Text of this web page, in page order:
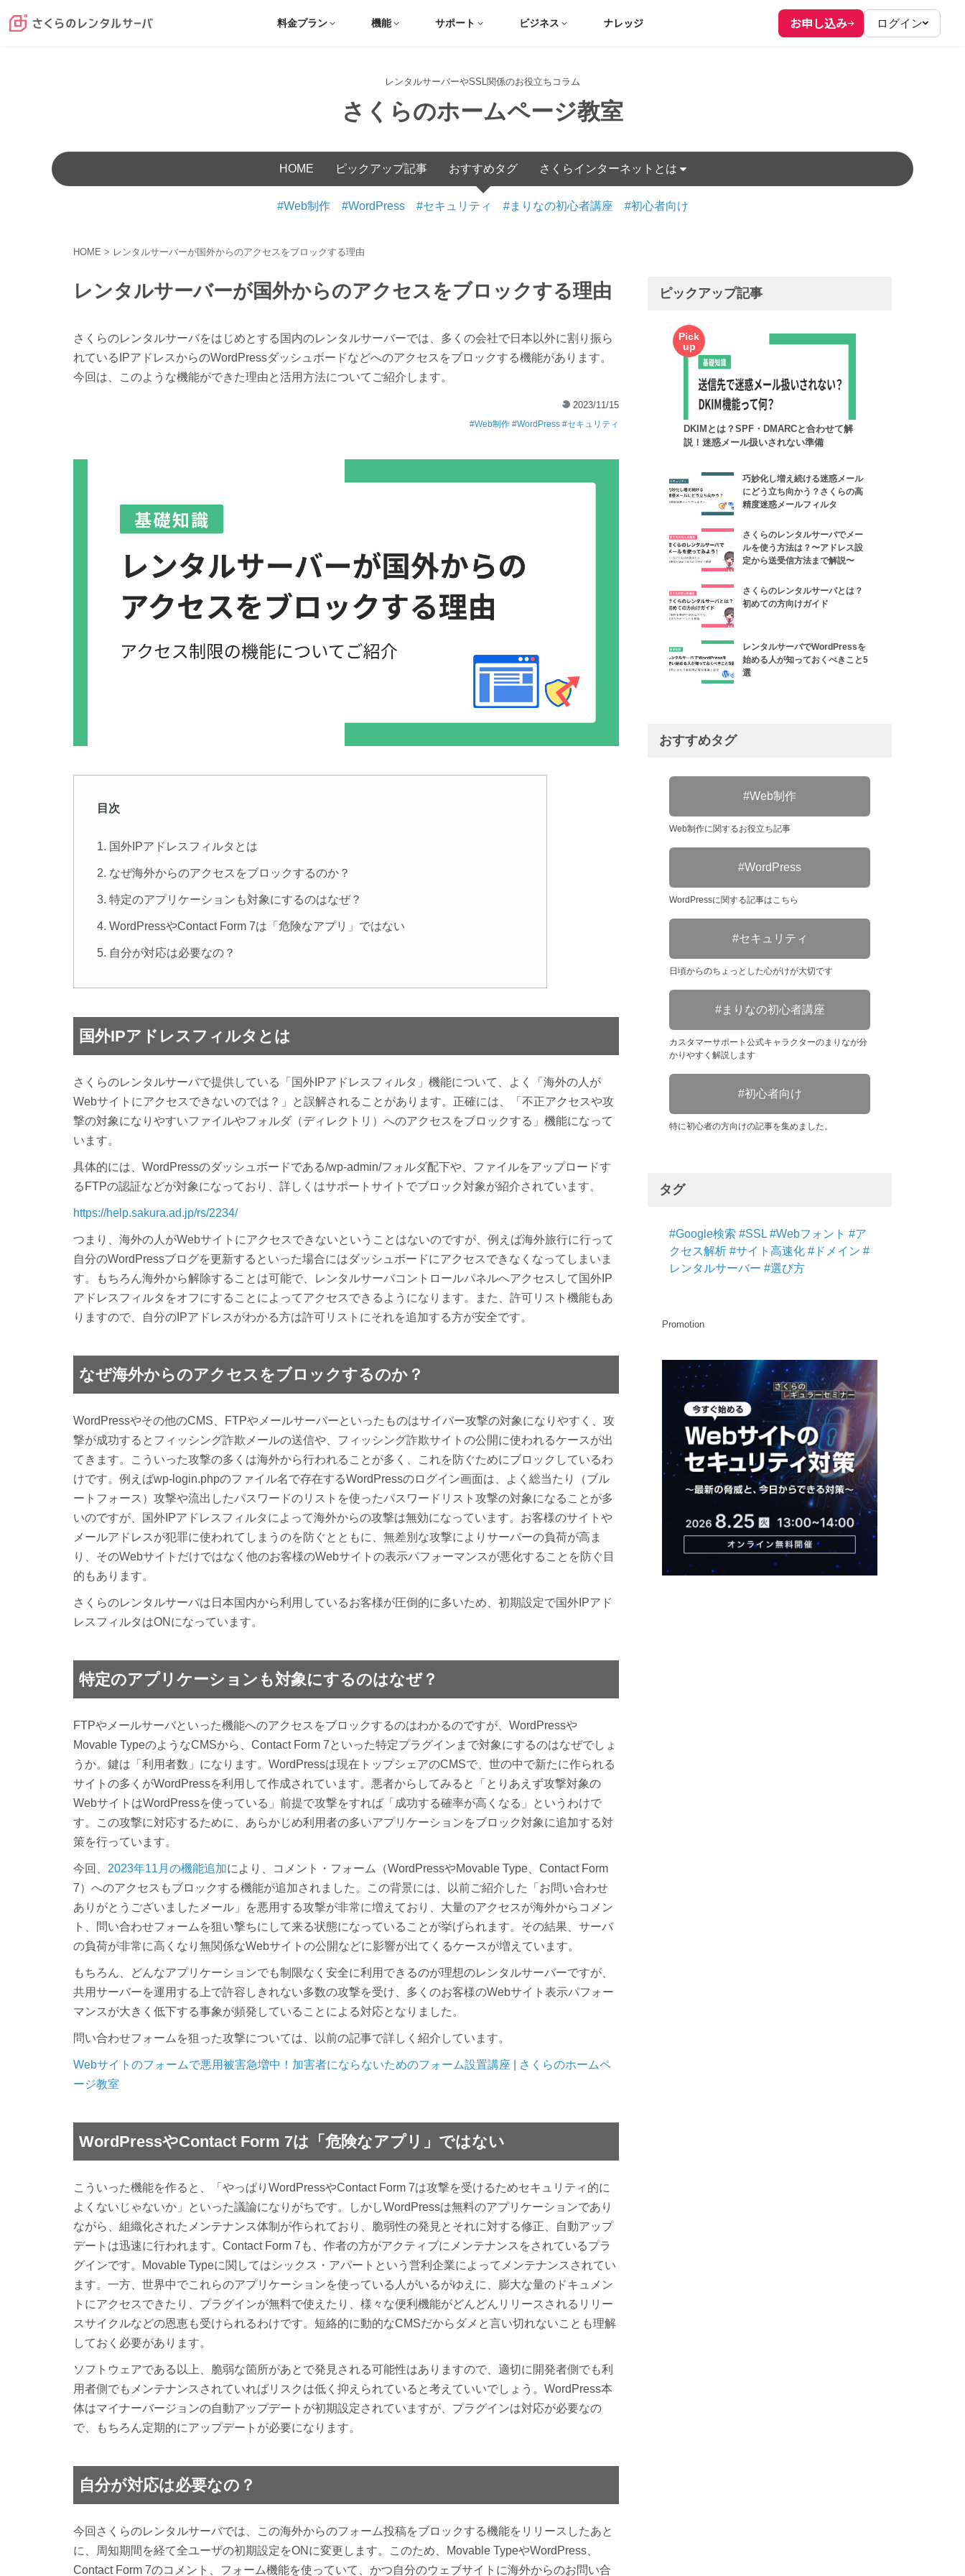
料金プラン 機能 サポート ビジネス ナレッジ お申し込み ログイン
レンタルサーバーやSSL関係のお役立ちコラム
さくらのホームページ教室
HOME ピックアップ記事 おすすめタグ さくらインターネットとは
Web制作 WordPress セキュリティ まりなの初心者講座 初心者向け
HOME > レンタルサーバーが国外からのアクセスをブロックする理由
レンタルサーバーが国外からのアクセスをブロックする理由
さくらのレンタルサーバをはじめとする国内のレンタルサーバーでは、多くの会社で日本以外に割り振ら
れているIPアドレスからのWordPressダッシュボードなどへのアクセスをブロックする機能があります。
今回は、このような機能ができた理由と活用方法についてご紹介します。
2023/11/15
Web制作 WordPress セキュリティ
目次
国外IPアドレスフィルタとは
なぜ海外からのアクセスをブロックするのか？
特定のアプリケーションも対象にするのはなぜ？
WordPressやContact Form 7は「危険なアプリ」ではない
自分が対応は必要なの？
国外IPアドレスフィルタ とは
さくらのレンタルサーバで提供している「国外IPアドレスフィルタ」機能について、よく「海外の人が
Webサイトにアクセスできないのでは？」と誤解されることがあります。正確には、「不正アクセスや攻
撃の対象になりやすいファイルやフォルダ（ディレクトリ）へのアクセスをブロックする」機能になって
います。
具体的には、WordPressのダッシュボードである/wp-admin/フォルダ配下や、ファイルをアップロードす
るFTPの認証などが対象になっており、詳しくはサポートサイトでブロック対象が紹介されています。
https://help.sakura.ad.jp/rs/2234/
つまり、海外の人がWebサイトにアクセスできないということはないのですが、例えば海外旅行に行って
自分のWordPressブログを更新するといった場合にはダッシュボードにアクセスできなくなってしまいま
す。もちろん海外から解除することは可能で、レンタルサーバコントロールパネルへアクセスして国外IP
アドレスフィルタをオフにすることによってアクセスできるようになります。また、許可リスト機能もあ
りますので、自分のIPアドレスがわかる方は許可リストにそれを追加する方が安全です。
なぜ海外からのアクセスをブロックするのか？
WordPressやその他のCMS、FTPやメールサーバーといったものはサイバー攻撃の対象になりやすく、攻
撃が成功するとフィッシング詐欺メールの送信や、フィッシング詐欺サイトの公開に使われるケースが出
てきます。こういった攻撃の多くは海外から行われることが多く、これを防ぐためにブロックしているわ
けです。例えばwp-login.phpのファイル名で存在するWordPressのログイン画面は、よく総当たり（ブル
ートフォース）攻撃や流出したパスワードのリストを使ったパスワードリスト攻撃の対象になることが多
いのですが、国外IPアドレスフィルタによって海外からの攻撃は無効になっています。お客様のサイトや
メールアドレスが犯罪に使われてしまうのを防ぐとともに、無差別な攻撃によりサーバーの負荷が高ま
り、そのWebサイトだけではなく他のお客様のWebサイトの表示パフォーマンスが悪化することを防ぐ目
的もあります。
さくらのレンタルサーバは日本国内から利用しているお客様が圧倒的に多いため、初期設定で国外IPアド
レスフィルタはONになっています。
特定のアプリケーションも対象にするのはなぜ？
FTPやメールサーバといった機能へのアクセスをブロックするのはわかるのですが、WordPressや
Movable TypeのようなCMSから、Contact Form 7といった特定プラグインまで対象にするのはなぜでしょ
うか。鍵は「利用者数」になります。WordPressは現在トップシェアのCMSで、世の中で新たに作られる
サイトの多くがWordPressを利用して作成されています。悪者からしてみると「とりあえず攻撃対象の
WebサイトはWordPressを使っている」前提で攻撃をすれば「成功する確率が高くなる」というわけで
す。この攻撃に対応するために、あらかじめ利用者の多いアプリケーションをブロック対象に追加する対
策を行っています。
今回、 2023年11月の機能追加により、コメント・フォーム（WordPressやMovable Type、Contact Form
7）へのアクセスもブロックする機能が追加されました。この背景には、以前ご紹介した「お問い合わせ
ありがとうございましたメール」を悪用する攻撃が非常に増えており、大量のアクセスが海外からコメン
ト、問い合わせフォームを狙い撃ちにして来る状態になっていることが挙げられます。その結果、サーバ
の負荷が非常に高くなり無関係なWebサイトの公開などに影響が出てくるケースが増えています。
もちろん、どんなアプリケーションでも制限なく安全に利用できるのが理想のレンタルサーバーですが、
共用サーバーを運用する上で許容しきれない多数の攻撃を受け、多くのお客様のWebサイト表示パフォー
マンスが大きく低下する事象が頻発していることによる対応となりました。
問い合わせフォームを狙った攻撃については、以前の記事で詳しく紹介しています。
Webサイトのフォームで悪用被害急増中！加害者にならないためのフォーム設置講座 | さくらのホームペ
ージ教室
WordPressやContact Form 7は「危険なアプリ」ではない
こういった機能を作ると、「やっぱりWordPressやContact Form 7は攻撃を受けるためセキュリティ的に
よくないじゃないか」といった議論になりがちです。しかしWordPressは無料のアプリケーションであり
ながら、組織化されたメンテナンス体制が作られており、脆弱性の発見とそれに対する修正、自動アップ
デートは迅速に行われます。Contact Form 7も、作者の方がアクティブにメンテナンスをされているプラ
グインです。Movable Typeに関してはシックス・アパートという営利企業によってメンテナンスされてい
ます。一方、世界中でこれらのアプリケーションを使っている人がいるがゆえに、膨大な量のドキュメン
トにアクセスできたり、プラグインが無料で使えたり、様々な便利機能がどんどんリリースされるリリー
スサイクルなどの恩恵も受けられるわけです。短絡的に動的なCMSだからダメと言い切れないことも理解
しておく必要があります。
ソフトウェアである以上、脆弱な箇所があとで発見される可能性はありますので、適切に開発者側でも利
用者側でもメンテナンスされていればリスクは低く抑えられていると考えていいでしょう。WordPress本
体はマイナーバージョンの自動アップデートが初期設定されていますが、プラグインは対応が必要なの
で、もちろん定期的にアップデートが必要になります。
自分が対応は必要なの？
今回さくらのレンタルサーバでは、この海外からのフォーム投稿をブロックする機能をリリースしたあと
に、周知期間を経て全ユーザの初期設定をONに変更します。このため、Movable TypeやWordPress、
Contact Form 7のコメント、フォーム機能を使っていて、かつ自分のウェブサイトに海外からのお問い合
ピックアップ記事
DKIMとは？SPF・DMARCと合わせて解
説！迷惑メール扱いされない準備
巧妙化し増え続ける迷惑メール
にどう立ち向かう？さくらの高
精度迷惑メールフィルタ
さくらのレンタルサーバでメー
ルを使う方法は？〜アドレス設
定から送受信方法まで解説〜
さくらのレンタルサーバとは？
初めての方向けガイド
レンタルサーバでWordPressを
始める人が知っておくべきこと5
選
おすすめタグ
Web制作
Web制作に関するお役立ち記事
WordPress
WordPressに関する記事はこちら
セキュリティ
日頃からのちょっとした心がけが大切です
まりなの初心者講座
カスタマーサポート公式キャラクターのまりなが分
かりやすく解説します
初心者向け
特に初心者の方向けの記事を集めました。
タグ
Google検索 SSL Webフォント
ア
クセス解析
サイト高速化
ドメイン
レンタルサーバー
選び方
Promotion